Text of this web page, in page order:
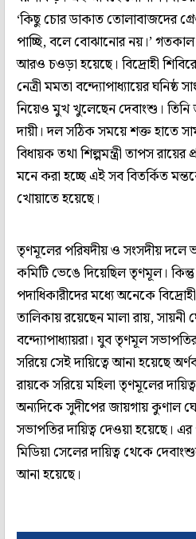
‘কিছু চোর ডাকাত তোলাবাজদের
পাচ্ছি, বলে বোঝানোর নয়।’
আরও চওড়া হয়েছে। বিদ্রোহী
নেত্রী মমতা বন্দ্যোপাধ্যায়ের ঘনিষ্ঠ
নিয়েও মুখ খুলেছেন দেবাংশু।
দায়ী। দল সঠিক সময়ে শক্ত হাতে
বিধায়ক তথা শিল্পমন্ত্রী তাপস
মনে করা হচ্ছে এই সব বিতর্কিত
খোয়াতে হয়েছে।
তৃণমূলের পরিষদীয় ও সংসদীয় দলে
কমিটি ভেঙে দিয়েছিল তৃণমূল।
পদাধিকারীদের মধ্যে অনেকে
তালিকায় রয়েছেন মালা রায়,
বন্দ্যোপাধ্যায়রা। যুব তৃণমূল
সরিয়ে সেই দায়িত্বে আনা হয়েছে
রায়কে সরিয়ে মহিলা তৃণমূলের
অন্যদিকে সুদীপের জায়গায় কুণাল
সভাপতির দায়িত্ব দেওয়া হয়েছে।
মিডিয়া সেলের দায়িত্ব থেকে
আনা হয়েছে।